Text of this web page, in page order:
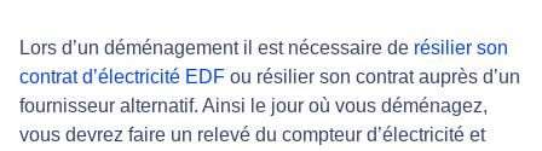
Lors d’un déménagement il est nécessaire de résilier son
contrat d’électricité EDF ou résilier son contrat auprès d’un
fournisseur alternatif. Ainsi le jour où vous déménagez,
vous devrez faire un relevé du compteur d’électricité et